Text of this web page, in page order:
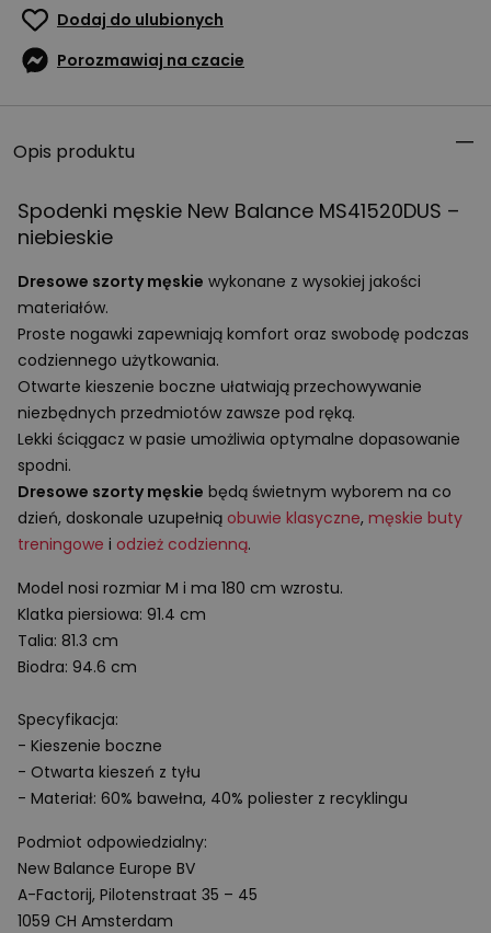
Dodaj do ulubionych
Porozmawiaj na czacie
Opis produktu
Spodenki męskie New Balance MS41520DUS –
niebieskie
Dresowe szorty męskie wykonane z wysokiej jakości
materiałów.
Proste nogawki zapewniają komfort oraz swobodę podczas
codziennego użytkowania.
Otwarte kieszenie boczne ułatwiają przechowywanie
niezbędnych przedmiotów zawsze pod ręką.
Lekki ściągacz w pasie umożliwia optymalne dopasowanie
spodni.
Dresowe szorty męskie będą świetnym wyborem na co
dzień, doskonale uzupełnią obuwie klasyczne, męskie buty
treningowe i odzież codzienną.
Model nosi rozmiar M i ma 180 cm wzrostu.
Klatka piersiowa: 91.4 cm
Talia: 81.3 cm
Biodra: 94.6 cm
Specyfikacja:
- Kieszenie boczne
- Otwarta kieszeń z tyłu
- Materiał: 60% bawełna, 40% poliester z recyklingu
Podmiot odpowiedzialny:
New Balance Europe BV
A-Factorij, Pilotenstraat 35 – 45
1059 CH Amsterdam